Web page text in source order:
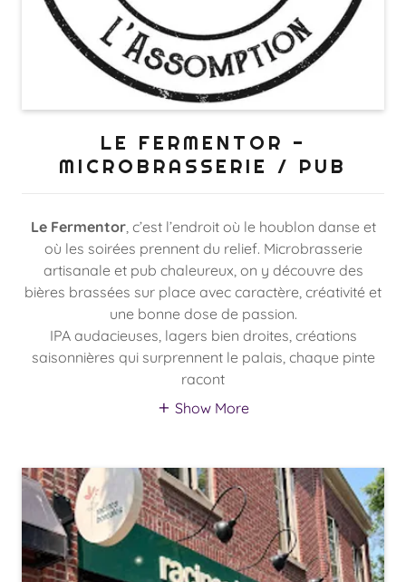
LE FERMENTOR -
MICROBRASSERIE / PUB
Le Fermentor, c’est l’endroit où le houblon danse et
où les soirées prennent du relief. Microbrasserie
artisanale et pub chaleureux, on y découvre des
bières brassées sur place avec caractère, créativité et
une bonne dose de passion.
IPA audacieuses, lagers bien droites, créations
saisonnières qui surprennent le palais, chaque pinte
racont
Show More